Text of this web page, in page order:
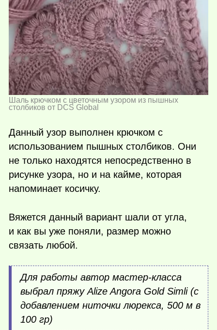
Шаль крючком с цветочным узором из пышных
столбиков от DCS Global
Данный узор выполнен крючком с
использованием пышных столбиков. Они
не только находятся непосредственно в
рисунке узора, но и на кайме, которая
напоминает косичку.
Вяжется данный вариант шали от угла,
и как вы уже поняли, размер можно
связать любой.
Для работы автор мастер-класса
выбрал пряжу Alize Angora Gold Simli (с
добавлением ниточки люрекса, 500 м в
100 гр)